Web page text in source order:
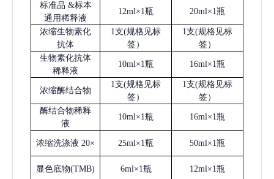
标准品 &标本
通用稀释液
12ml×1瓶 20ml×1瓶
浓缩生物素化
抗体
1支(规格见标
签）
1支(规格见标
签）
生物素化抗体
稀释液
10ml×1瓶 16ml×1瓶
浓缩酶结合物
1支(规格见标
签）
1支(规格见标
签）
酶结合物稀释
液
10ml×1瓶 16ml×1瓶
浓缩洗涤液 20× 25ml×1瓶 50ml×1瓶
显色底物(TMB) 6ml×1瓶 12ml×1瓶